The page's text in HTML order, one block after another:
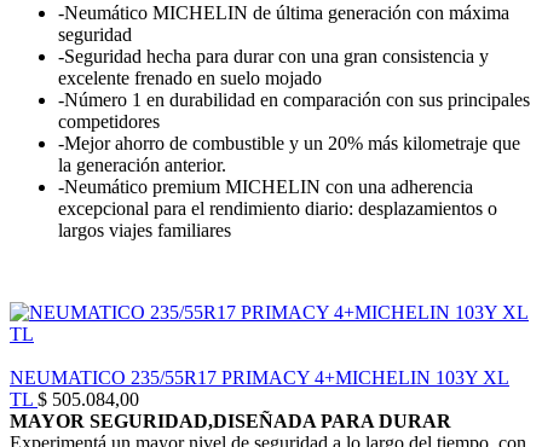
-Neumático MICHELIN de última generación con máxima
seguridad
-Seguridad hecha para durar con una gran consistencia y
excelente frenado en suelo mojado
-Número 1 en durabilidad en comparación con sus principales
competidores
-Mejor ahorro de combustible y un 20% más kilometraje que
la generación anterior.
-Neumático premium MICHELIN con una adherencia
excepcional para el rendimiento diario: desplazamientos o
largos viajes familiares
NEUMATICO 235/55R17 PRIMACY 4+MICHELIN 103Y XL
TL $ 505.084,00
MAYOR SEGURIDAD,DISEÑADA PARA DURAR
Experimentá un mayor nivel de seguridad a lo largo del tiempo con